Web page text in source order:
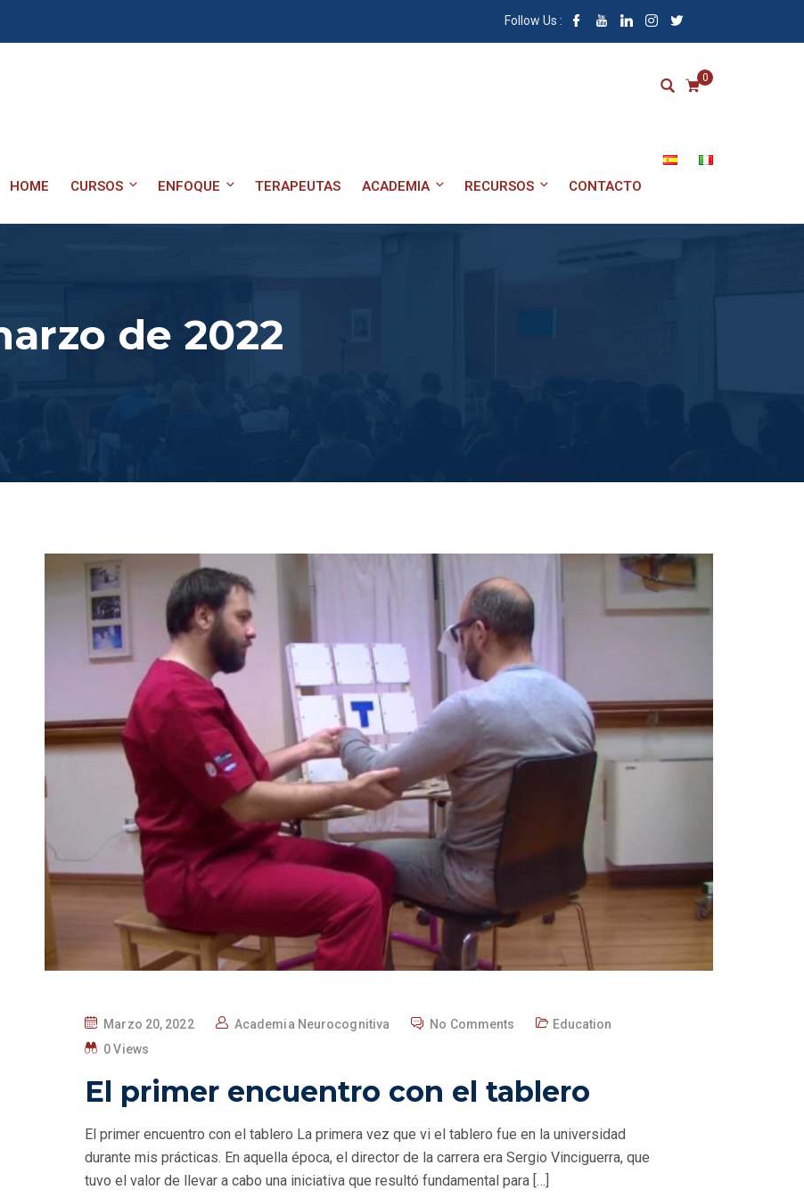
Follow Us :
0
HOME CURSOS ENFOQUE TERAPEUTAS ACADEMIA RECURSOS CONTACTO
de 2022
Marzo 20, 2022 Academia Neurocognitiva No Comments
Education
0 Views
El primer encuentro con el tablero
El primer encuentro con el tablero La primera vez que vi el tablero fue en la universidad
durante mis prácticas. En aquella época, el director de la carrera era Sergio Vinciguerra, que
tuvo el valor de llevar a cabo una iniciativa que resultó fundamental para […]